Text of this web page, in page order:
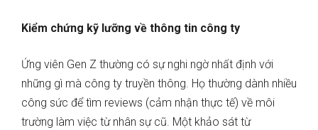
Kiểm chứng kỹ lưỡng về thông tin công ty
Ứng viên Gen Z thường có sự nghi ngờ nhất định với
những gì mà công ty truyền thông. Họ thường dành nhiều
công sức để tìm reviews (cảm nhận thực tế) về môi
trường làm việc từ nhân sự cũ. Một khảo sát từ